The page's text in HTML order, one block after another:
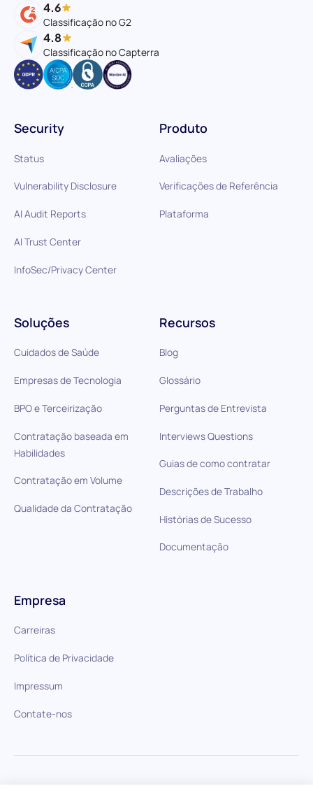
4.6
Classificação no G2
4.8
Classificação no Capterra
Produto
Avaliações
Verificações de Referência
Plataforma
Soluções
Cuidados de Saúde
Empresas de Tecnologia
BPO e Terceirização
Contratação baseada em
Habilidades
Contratação em Volume
Qualidade da Contratação
Recursos
Blog
Glossário
Perguntas de Entrevista
Interviews Questions
Guias de como contratar
Descrições de Trabalho
Histórias de Sucesso
Documentação
Security
Status
Vulnerability Disclosure
AI Audit Reports
AI Trust Center
InfoSec/Privacy Center
Empresa
Carreiras
Política de Privacidade
Impressum
Contate-nos